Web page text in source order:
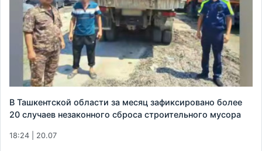
В Ташкентской области за месяц зафиксировано более
20 случаев незаконного сброса строительного мусора
18:24 | 20.07